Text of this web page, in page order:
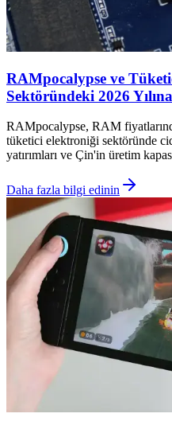
RAMpocalypse ve
Sektöründeki 2026
RAMpocalypse, RAM
tüketici elektroniği sektöründe
yatırımları ve Çin'in üretim
Daha fazla bilgi edinin